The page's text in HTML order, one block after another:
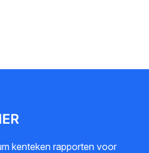
kenteken rapporten voor